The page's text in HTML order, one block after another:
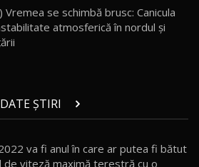
7X / Test Drive AutoBlog.MD
Mazda 6e / Test Drive AutoBlog.MD
Vremea se schimbă brusc: Canicula
atmosferică în nordul și
ȘTIRI
va fi anul în care ar putea fi bătut
de viteză maximă terestră cu o